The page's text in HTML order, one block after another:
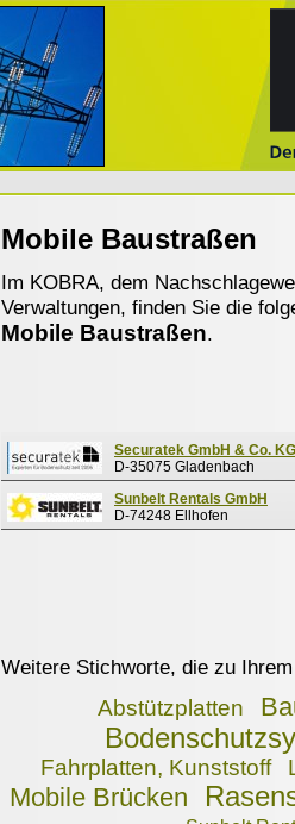
Mobile Baustraßen
Im KOBRA, dem
Verwaltungen, finden Sie die
Mobile Baustraßen.
Securatek GmbH & Co. KG
D-35075 Gladenbach
Sunbelt Rentals GmbH
D-74248 Ellhofen
Weitere Stichworte, die zu
Abstützplatten
Fahrplatten, Kunststoff
Mobile Brücken